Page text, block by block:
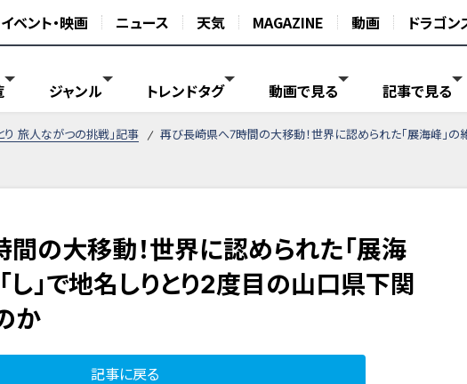
イベント・映画 ニュース 天気 MAGAZINE 動画 ドラゴン
ジャンル トレンドタグ 動画で見る 記事で見る
り 旅人ながつの挑戦」記事 再び長崎県へ7時間の大移動！世界に認められた「展海峰」の
の大移動！世界に認められた「展海
し」で地名しりとり2度目の山口県下関
か
記事に戻る